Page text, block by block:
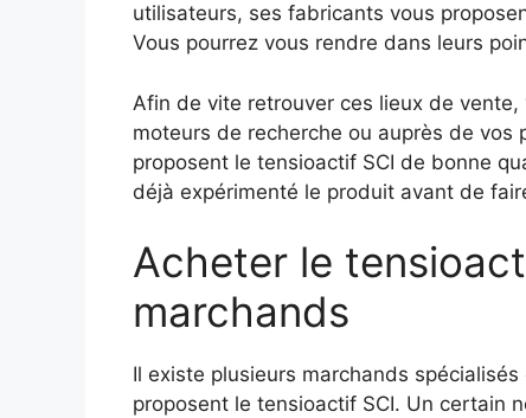
utilisateurs, ses fabricants vous
Vous pourrez vous rendre dans leurs
Afin de vite retrouver ces lieux de
moteurs de recherche ou auprès de vos
proposent le tensioactif SCI de bonne
déjà expérimenté le produit avant de
Acheter le
marchands
Il existe plusieurs marchands
proposent le tensioactif SCI. Un certain